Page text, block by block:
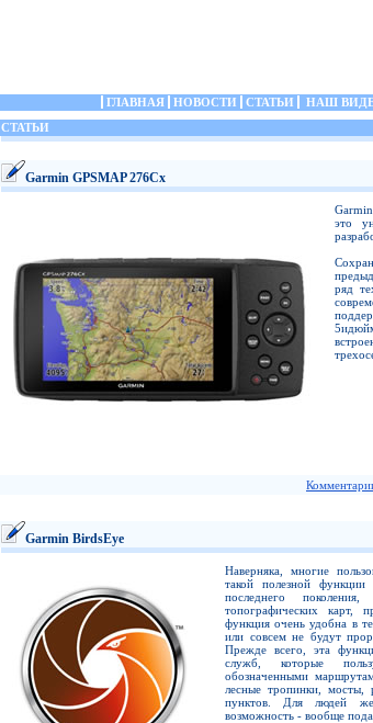
ГЛАВНАЯ НОВОСТИ СТАТЬИ НАШ
СТАТЬИ
Garmin GPSMAP 276Cx
это
ряд
Garmin BirdsEye
Наверняка, многие
такой полезной функции
последнего
топографических карт,
функция очень удобна в
или совсем не будут
Прежде всего, эта
служб, которые
обозначенными
лесные тропинки, мосты,
пунктов. Для людей
возможность - вообще